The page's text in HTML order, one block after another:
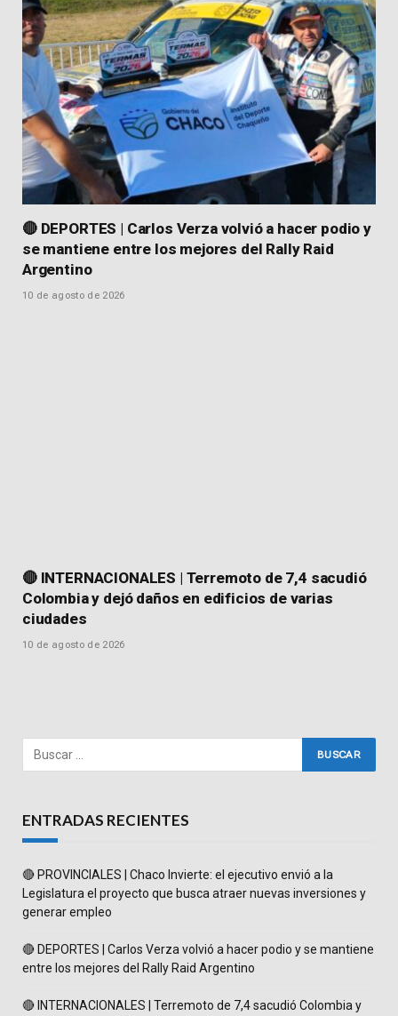
🔴 DEPORTES | Carlos Verza volvió a hacer podio y
se mantiene entre los mejores del Rally Raid
Argentino
10 de agosto de 2026
🔴 INTERNACIONALES | Terremoto de 7,4 sacudió
Colombia y dejó daños en edificios de varias
ciudades
10 de agosto de 2026
ENTRADAS RECIENTES
🔴 PROVINCIALES | Chaco Invierte: el ejecutivo envió a la
Legislatura el proyecto que busca atraer nuevas inversiones y
generar empleo
🔴 DEPORTES | Carlos Verza volvió a hacer podio y se mantiene
entre los mejores del Rally Raid Argentino
🔴 INTERNACIONALES | Terremoto de 7,4 sacudió Colombia y